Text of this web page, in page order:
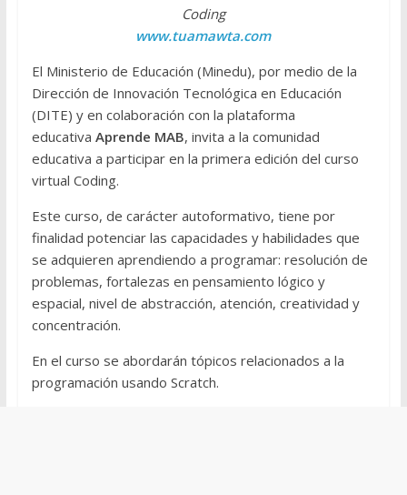
Coding
www.tuamawta.com
El Ministerio de Educación (Minedu), por medio de la
Dirección de Innovación Tecnológica en Educación
(DITE) y en colaboración con la plataforma
educativa Aprende MAB, invita a la comunidad
educativa a participar en la primera edición del curso
virtual Coding.
Este curso, de carácter autoformativo, tiene por
finalidad potenciar las capacidades y habilidades que
se adquieren aprendiendo a programar: resolución de
problemas, fortalezas en pensamiento lógico y
espacial, nivel de abstracción, atención, creatividad y
concentración.
En el curso se abordarán tópicos relacionados a la
programación usando Scratch.